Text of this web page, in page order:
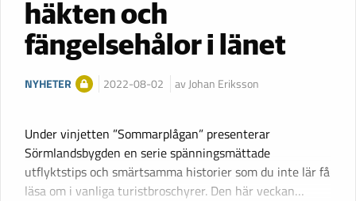
häkten och
fängelsehålor i länet
NYHETER 2022-08-02 av Johan Eriksson
Under vinjetten ”Sommarplågan” presenterar
Sörmlandsbygden en serie spänningsmättade
utflyktstips och smärtsamma historier som du inte lär få
läsa om i vanliga turistbroschyrer. Den här veckan…